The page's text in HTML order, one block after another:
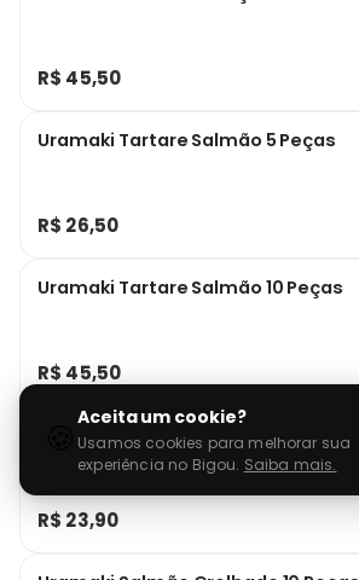
R$ 45,50
Uramaki Tartare Salmão 5 Peças
R$ 26,50
Uramaki Tartare Salmão 10 Peças
R$ 45,50
Uramaki Salmão Grelhado 5 Peças
R$ 23,90
🍪Aceita um cookie?
Usamos cookies para melhorar sua
experiência no Bigou. Saiba mais.